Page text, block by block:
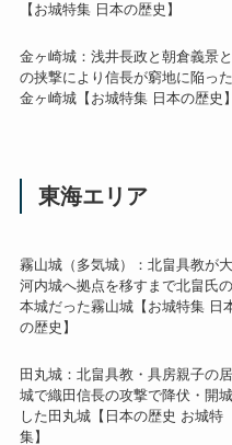
【お城特集 日本の歴史】
金ヶ崎城：浅井長政と朝倉義景と
の挟撃により信長が窮地に陥った
金ヶ崎城【お城特集 日本の歴史】
東海エリア
霧山城（多気城）：北畠具教が大
河内城へ拠点を移すまで北畠氏の
本城だった霧山城【お城特集 日
の歴史】
田丸城：北畠具教・具房親子の居
城で織田信長の攻撃で降伏・開城
した田丸城【日本の歴史 お城特
集】